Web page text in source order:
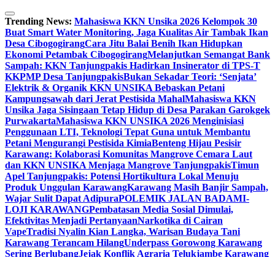
Skip
to
content
Trending News: Mahasiswa KKN Unsika 2026 Kelompok 30
Buat Smart Water Monitoring, Jaga Kualitas Air Tambak Ikan
Desa CibogogirangCara Jitu Balai Benih Ikan Hidupkan
Ekonomi Petambak CibogogirangMelanjutkan Semangat Bank
Sampah: KKN Tanjungpakis Hadirkan Insinerator di TPS-T
KKPMP Desa TanjungpakisBukan Sekadar Teori: ‘Senjata’
Elektrik & Organik KKN UNSIKA Bebaskan Petani
Kampungsawah dari Jerat Pestisida MahalMahasiswa KKN
Unsika Jaga Sisingaan Tetap Hidup di Desa Parakan Garokgek
PurwakartaMahasiswa KKN UNSIKA 2026 Menginisiasi
Penggunaan LTI, Teknologi Tepat Guna untuk Membantu
Petani Mengurangi Pestisida KimiaBenteng Hijau Pesisir
Karawang: Kolaborasi Komunitas Mangrove Cemara Laut
dan KKN UNSIKA Menjaga Mangrove TanjungpakisTimun
Apel Tanjungpakis: Potensi Hortikultura Lokal Menuju
Produk Unggulan KarawangKarawang Masih Banjir Sampah,
Wajar Sulit Dapat AdipuraPOLEMIK JALAN BADAMI-
LOJI KARAWANGPembatasan Media Sosial Dimulai,
Efektivitas Menjadi PertanyaanNarkotika di Cairan
VapeTradisi Nyalin Kian Langka, Warisan Budaya Tani
Karawang Terancam HilangUnderpass Gorowong Karawang
Sering BerlubangJejak Konflik Agraria Telukjambe Karawang